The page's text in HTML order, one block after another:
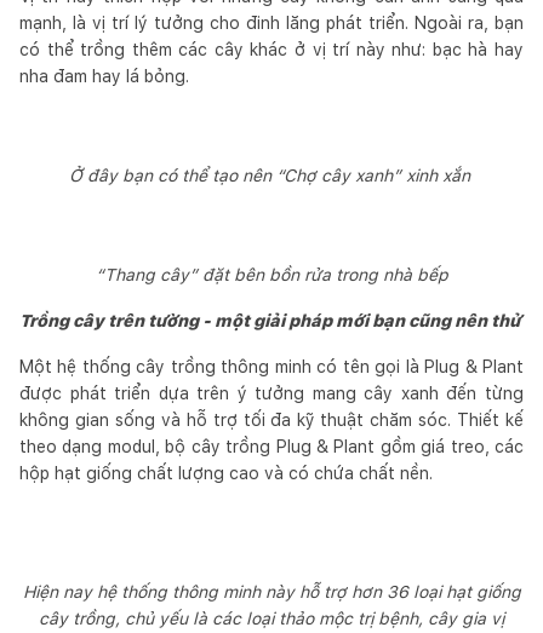
mạnh, là vị trí lý tưởng cho đinh lăng phát triển. Ngoài ra, bạn
có thể trồng thêm các cây khác ở vị trí này như: bạc hà hay
nha đam hay lá bỏng.
Ở đây bạn có thể tạo nên “Chợ cây xanh” xinh xắn
“Thang cây” đặt bên bồn rửa trong nhà bếp
Trồng cây trên tường - một giải pháp mới bạn cũng nên thử
Một hệ thống cây trồng thông minh có tên gọi là Plug & Plant
được phát triển dựa trên ý tưởng mang cây xanh đến từng
không gian sống và hỗ trợ tối đa kỹ thuật chăm sóc. Thiết kế
theo dạng modul, bộ cây trồng Plug & Plant gồm giá treo, các
hộp hạt giống chất lượng cao và có chứa chất nền.
Hiện nay hệ thống thông minh này hỗ trợ hơn 36 loại hạt giống
cây trồng, chủ yếu là các loại thảo mộc trị bệnh, cây gia vị